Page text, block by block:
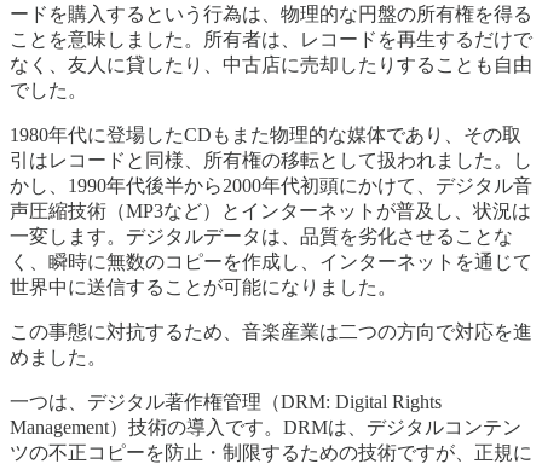
ードを購入するという行為は、物理的な円盤の所有権を得る
ことを意味しました。所有者は、レコードを再生するだけで
なく、友人に貸したり、中古店に売却したりすることも自由
でした。
1980年代に登場したCDもまた物理的な媒体であり、その取
引はレコードと同様、所有権の移転として扱われました。し
かし、1990年代後半から2000年代初頭にかけて、デジタル音
声圧縮技術（MP3など）とインターネットが普及し、状況は
一変します。デジタルデータは、品質を劣化させることな
く、瞬時に無数のコピーを作成し、インターネットを通じて
世界中に送信することが可能になりました。
この事態に対抗するため、音楽産業は二つの方向で対応を進
めました。
一つは、デジタル著作権管理（DRM: Digital Rights
Management）技術の導入です。DRMは、デジタルコンテン
ツの不正コピーを防止・制限するための技術ですが、正規に